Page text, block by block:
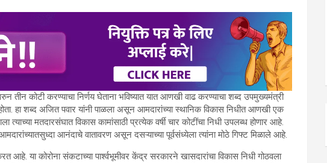
तीन कोटी करण्याचा निर्णय घेताना भविष्यात यात आणखी वाढ करण्याचा शब्द उपमुख्यमंत्री
हा शब्द अजित पवार यांनी पाळला असून आमदारांच्या स्थानिक विकास निधीत आणखी एक
मतदारसंघात विकास कामांसाठी प्रत्येक वर्षी चार कोटींचा निधी उपलब्ध होणार आहे.
आमदारांच्यातसुध्दा आनंदाचे वातावरण असून दसऱ्याच्या पूर्वसंध्येला त्यांना मोठे गिफ्ट मिळाले आहे.
आहे. या कोरोना संकटाच्या पार्श्वभूमीवर केंद्र सरकारने खासदारांचा विकास निधी गोठवला